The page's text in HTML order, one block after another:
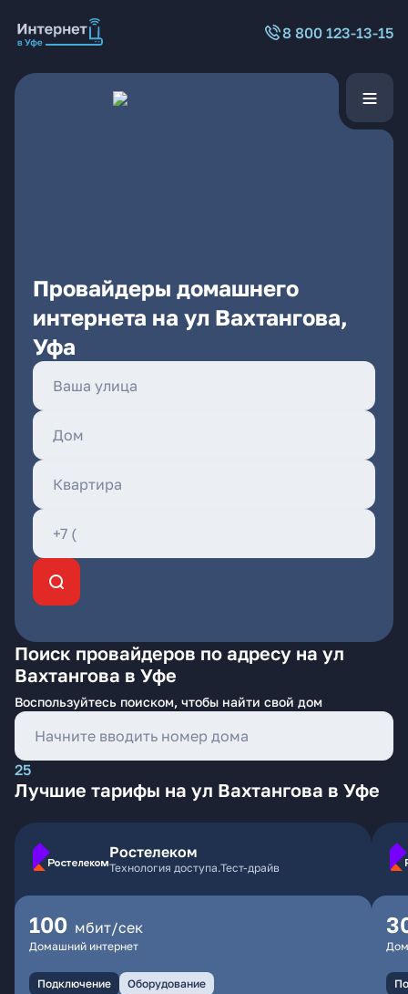
8 800 123-13-15
Провайдеры домашнего
интернета на ул Вахтангова,
Уфа
Поиск провайдеров по адресу на ул
Вахтангова в Уфе
Воспользуйтесь поиском, чтобы найти свой дом
25
Лучшие тарифы на ул Вахтангова в Уфе
Ростелеком
Технология доступа.Тест-драйв
100 мбит/сек
Домашний интернет
Подключение Оборудование